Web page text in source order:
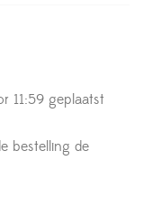
11:59 geplaatst
bestelling de